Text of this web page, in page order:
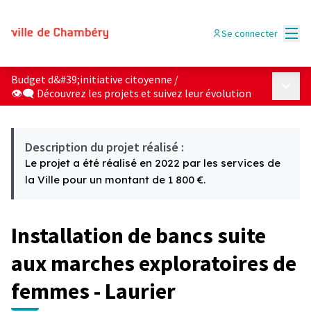
Se connecter
Budget d&#39;initiative citoyenne /
👁‍🗨 Découvrez les projets et suivez leur évolution
Description du projet réalisé :
Le projet a été réalisé en 2022 par les services de
la Ville pour un montant de 1 800 €.
Installation de bancs suite
aux marches exploratoires de
femmes - Laurier